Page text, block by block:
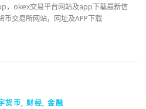
，okex交易平台网站及app下载最新信
币交易所网站，网址及APP下载
货币, 财经, 金融